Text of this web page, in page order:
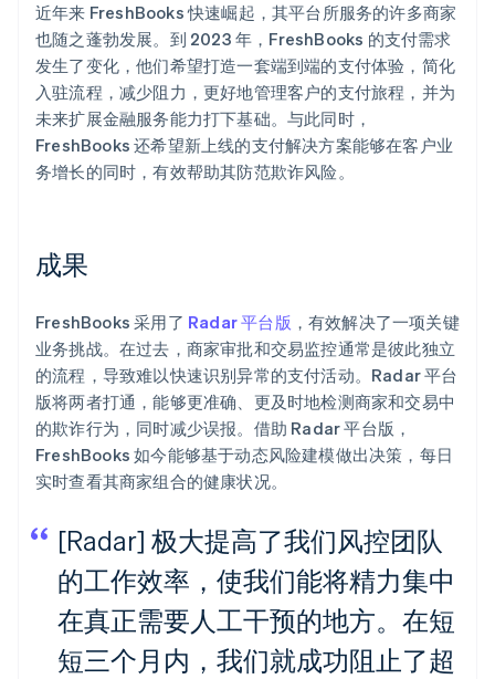
近年来 FreshBooks 快速崛起，其平台所服务的许多商家
也随之蓬勃发展。到 2023 年，FreshBooks 的支付需求
发生了变化，他们希望打造一套端到端的支付体验，简化
入驻流程，减少阻力，更好地管理客户的支付旅程，并为
未来扩展金融服务能力打下基础。与此同时，
FreshBooks 还希望新上线的支付解决方案能够在客户业
务增长的同时，有效帮助其防范欺诈风险。
成果
FreshBooks 采用了 Radar 平台版 ，有效解决了一项关键
业务挑战。在过去，商家审批和交易监控通常是彼此独立
的流程，导致难以快速识别异常的支付活动。Radar 平台
版将两者打通，能够更准确、更及时地检测商家和交易中
的欺诈行为，同时减少误报。借助 Radar 平台版，
FreshBooks 如今能够基于动态风险建模做出决策，每日
实时查看其商家组合的健康状况。
[Radar] 极大提高了我们风控团队
的工作效率，使我们能将精力集中
在真正需要人工干预的地方。在短
短三个月内，我们就成功阻止了超